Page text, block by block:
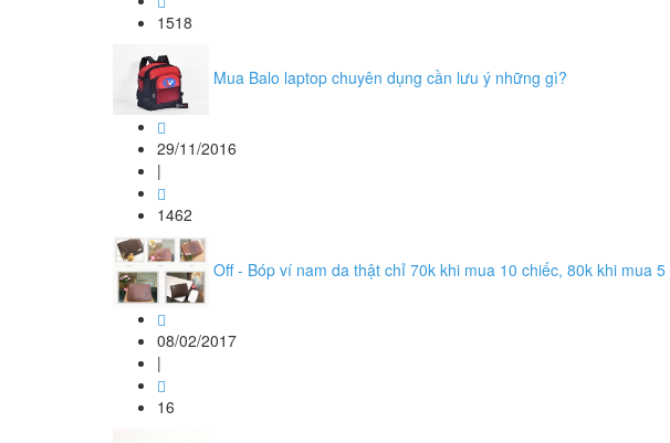
1518
Mua Balo laptop chuyên dụng cần lưu ý những gì?
29/11/2016
|
1462
Off - Bóp ví nam da thật chỉ 70k khi mua 10 chiếc, 80k khi mua 5
08/02/2017
|
16